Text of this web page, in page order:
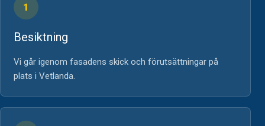
1
Besiktning
Vi går igenom fasadens skick och förutsättningar på
plats i Vetlanda.